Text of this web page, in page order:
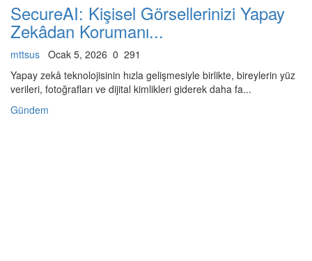
SecureAI: Kişisel Görsellerinizi Yapay
Zekâdan Korumanı...
mttsus Ocak 5, 2026 0 291
Yapay zekâ teknolojisinin hızla gelişmesiyle birlikte, bireylerin yüz
verileri, fotoğrafları ve dijital kimlikleri giderek daha fa...
Gündem